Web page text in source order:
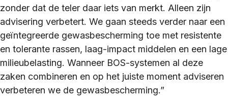
zonder dat de teler daar iets van merkt. Alleen zijn
advisering verbetert. We gaan steeds verder naar een
geïntegreerde gewasbescherming toe met resistente
en tolerante rassen, laag-impact middelen en een lage
milieubelasting. Wanneer BOS-systemen al deze
zaken combineren en op het juiste moment adviseren
verbeteren we de gewasbescherming.”